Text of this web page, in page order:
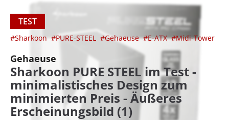
TEST
#Sharkoon #PURE-STEEL #Gehaeuse #E-ATX #Midi-Tower
Gehaeuse
Sharkoon PURE STEEL im Test -
minimalistisches Design zum
minimierten Preis - Äußeres
Erscheinungsbild (1)